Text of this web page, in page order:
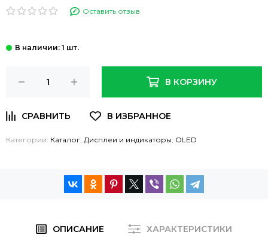
Оставить отзыв
: 1 шт.
В КОРЗИНУ
Категории: Каталог, Дисплеи и индикаторы, OLED
ОПИСАНИЕ
ХАРАКТЕРИСТИКИ